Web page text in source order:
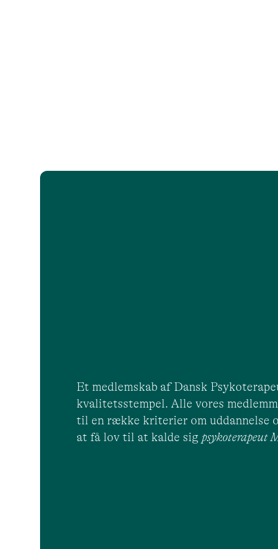
Et medlemskab af Dansk
kvalitetsstempel. Alle vores
til en række kriterier om uddannelse
at få lov til at kalde sig psykoterapeut